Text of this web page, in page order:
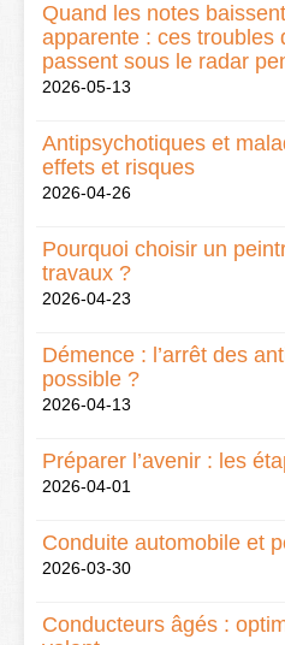
Quand les notes
apparente : ces troubles
passent sous le radar
2026-05-13
Antipsychotiques et
effets et risques
2026-04-26
Pourquoi choisir un
travaux ?
2026-04-23
Démence : l’arrêt des
possible ?
2026-04-13
Préparer l’avenir : les
2026-04-01
Conduite automobile et
2026-03-30
Conducteurs âgés :